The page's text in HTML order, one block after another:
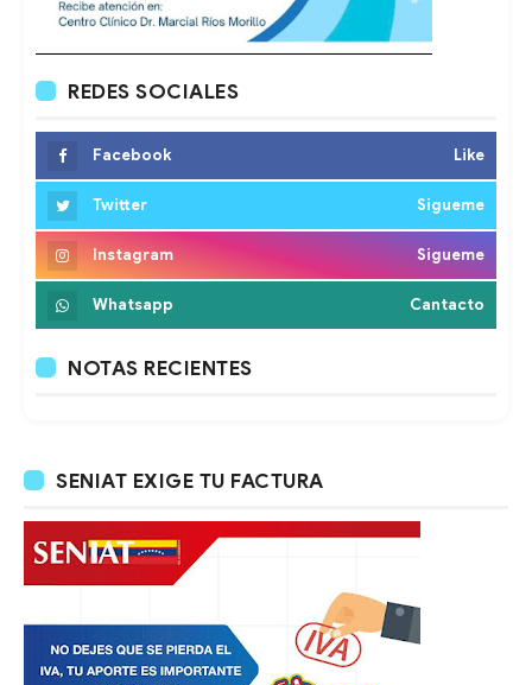
REDES SOCIALES
Facebook Like
Twitter Sigueme
Instagram Sigueme
Whatsapp Cantacto
NOTAS RECIENTES
SENIAT EXIGE TU FACTURA